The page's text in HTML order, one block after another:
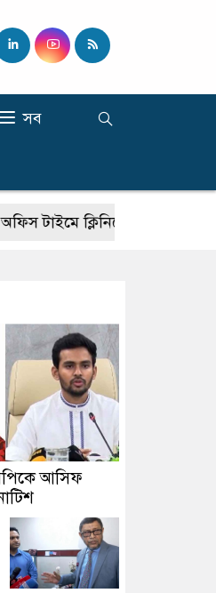
সব
রোগী দেখছিলেন সরকারি
আসিফ